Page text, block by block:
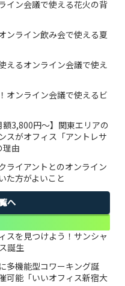
イン会議で使える花火の背
ンライン飲み会で使える夏
えるオンライン会議で使え
オンライン会議で使えるビ
額3,800円〜】関東エリアの
スがオフィス「アントレサ
理由
ライアントとのオンライン
た方がよいこと
へ
スを見つけよう！サンシャ
誕生
多機能型コワーキング誕
可能「いいオフィス新宿大